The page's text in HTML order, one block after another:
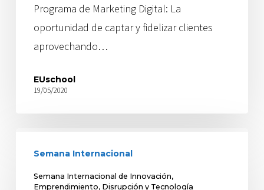
Programa de Marketing Digital: La
oportunidad de captar y fidelizar clientes
aprovechando…
EUschool
19/05/2020
Semana Internacional
Semana Internacional de Innovación,
Emprendimiento, Disrupción y Tecnología